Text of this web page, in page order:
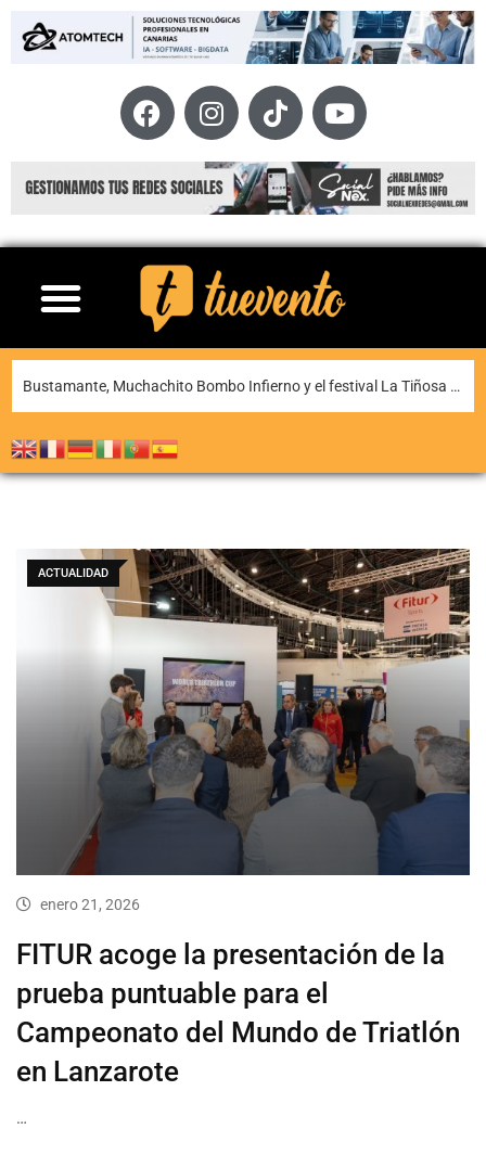
Bustamante, Muchachito Bombo Infierno y el festival La Tiñosa & Más llenarán de música Puerto del Carmen este fin de semana
ACTUALIDAD
enero 21, 2026
FITUR acoge la presentación de la
prueba puntuable para el
Campeonato del Mundo de Triatlón
en Lanzarote
…